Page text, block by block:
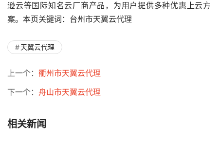
逊云等国际知名云厂商产品，为用户提供多种优惠上云方
案。本页关键词：台州市天翼云代理
天翼云代理
上一个： 衢州市天翼云代理
下一个： 舟山市天翼云代理
相关新闻